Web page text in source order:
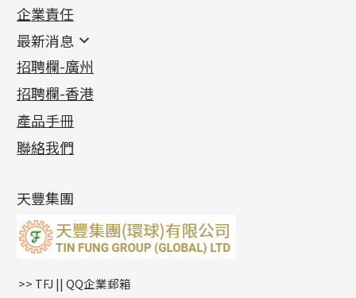
珠仔鏈
镶口链
管狀網鏈
十字車花鏈系列
十字閃O鏈系列
十字錘打鏈系列
側身車花鏈系列
側身鏈系列
雙十字鏈系列
水波鏈系列
蛇骨鏈系列
鏈尾系列
嘴唇鏈系列
首飾配件
耳環類配件
卷迫系列
螺絲迫系列
梅花迫系列
平臺迫系列
綫拍系列
美拍系列
耳環扣系列
耳綫/耳鈎系列
耳環爪頭
耳環
鏈類配件
動感車花吊墜
調節珠系列
生圈扣系列
龍蝦扣系列
鴨俐制系列
字母吊墜
相盒吊墜
項鏈吊墜
生肖吊墜
星座吊墜
其他類配件
珠盤系列
袖口鈕系列
焊片及鐳射綫
空心車花管
珠類配件
無孔光身珠
空心光身珠
無孔批花珠
鑲口類
四爪頭系列
六爪頭系列
車花片
動感車花片
鑲口戒指
鑲口手鏈系列
首飾系列
手镯系列
戒指系列
空心耳環
空心车花管首饰链
空心手鐲系列
貴金屬原料
千足金
記憶金屬系列
記憶戒指
拉簧珠珠手鏈
記憶鈦手鐲
企業責任
最新消息
最新消息
各項證書(2)
相片集(9)
展覽會資訊
最新產品資訊
招聘欄-廣州
招聘欄-香港
產品手冊
聯絡我們
天豐集團
>> TFJ || QQ企業郵箱